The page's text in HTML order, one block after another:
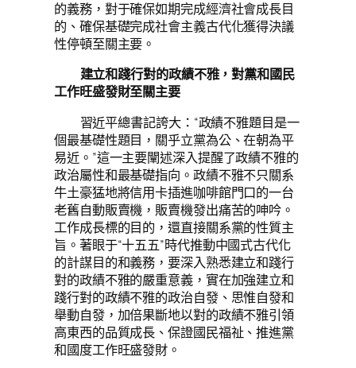
的義務，對于確保如期完成經濟社會成長目
的、確保基礎完成社會主義古代化獲得決議
性停頓至關主要。
建立和踐行對的政績不雅，對黨和國民
工作旺盛發財至關主要
習近平總書記誇大：“政績不雅題目是一
個最基礎性題目，關乎立黨為公、在朝為平
易近。”這一主要闡述深入提醒了政績不雅的
政治屬性和最基礎指向。政績不雅不只關系
牛土豪猛地將信用卡插進咖啡館門口的一台
老舊自動販賣機，販賣機發出痛苦的呻吟。
工作成長標的目的，還直接關系黨的性質主
旨。著眼于“十五五”時代推動中國式古代化
的計謀目的和義務，要深入熟悉建立和踐行
對的政績不雅的嚴重意義，實在加強建立和
踐行對的政績不雅的政治自發、思惟自發和
舉動自發，加倍果斷地以對的政績不雅引領
高東西的品質成長、保證國民福祉、推進黨
和國度工作旺盛發財。